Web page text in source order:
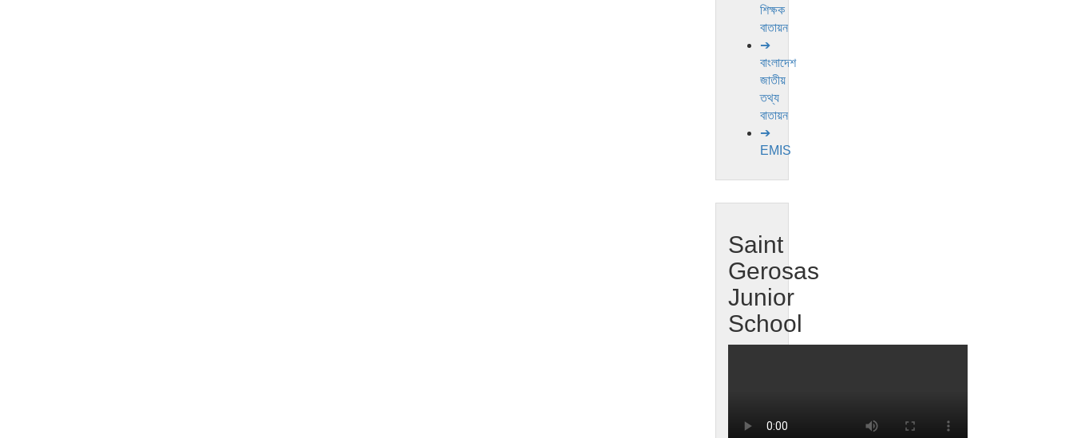
শিক্ষক
বাতায়ন
➔
বাংলাদেশ
জাতীয়
তথ্য
বাতায়ন
➔
EMIS
Saint
Gerosas
Junior
School